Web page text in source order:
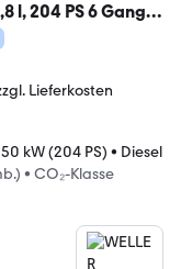
l, 204 PS 6 Gang
Lieferkosten
kW (204 PS) • Diesel
• CO₂-Klasse